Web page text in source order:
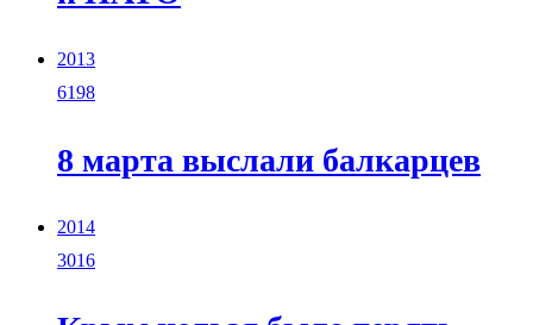
2013
6198
8 марта выслали балкарцев
2014
3016